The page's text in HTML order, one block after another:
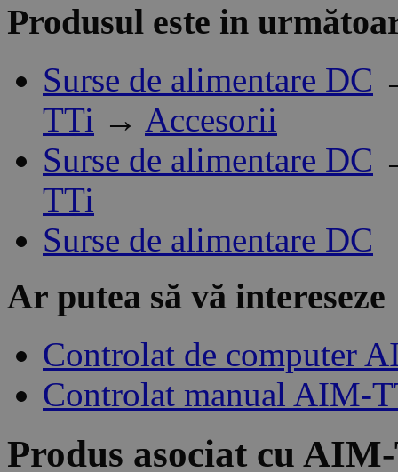
Produsul este in
Surse de alimentare DC
TTi → Accesorii
Surse de alimentare DC
TTi
Surse de alimentare DC
Ar putea să vă intereseze
Controlat de computer
Controlat manual AIM-
Produs asociat cu AIM-